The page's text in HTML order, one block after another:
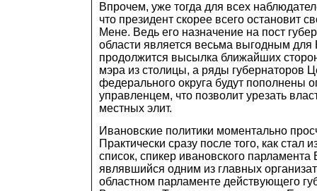
Впрочем, уже тогда для всех
что президент скорее всего остановит
Мене. Ведь его назначение на пост
области является весьма выгодным
продолжится высылка ближайших
мэра из столицы, а ряды губернаторов
федерального округа будут пополнены
управленцем, что позволит урезать
местных элит.
Ивановские политики моментально
Практически сразу после того, как стал
список, спикер ивановского
являвшийся одним из главных
областном парламенте действующего